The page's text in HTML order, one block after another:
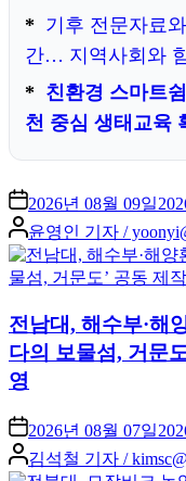
기후 전문자료
간… 지역사회와
친환경 스마트
천 중심 생태교육
2026년 08월 09일
Posted
by
윤영인 기자 /
전남대, 해수부·해
다의 보물섬, 거문
영
2026년 08월 07일
Posted
by
김석철 기자 /